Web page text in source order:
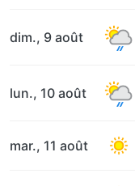
dim., 9 août
lun., 10 août
mar., 11 août